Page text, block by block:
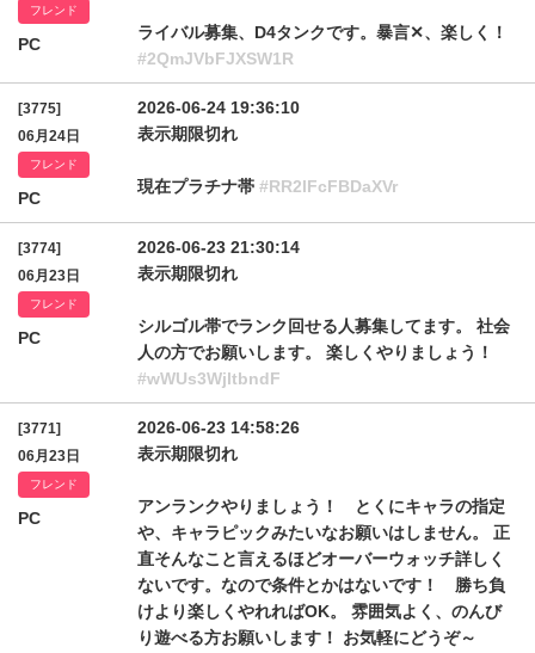
フレンド
PC
ライバル募集、D4タンクです。暴言✕、楽しく！
#2QmJVbFJXSW1R
[3775]
06月24日
フレンド
PC
2026-06-24 19:36:10
表示期限切れ
現在プラチナ帯 #RR2lFcFBDaXVr
[3774]
06月23日
フレンド
PC
2026-06-23 21:30:14
表示期限切れ
シルゴル帯でランク回せる人募集してます。 社会
人の方でお願いします。 楽しくやりましょう！
#wWUs3WjltbndF
[3771]
06月23日
フレンド
PC
2026-06-23 14:58:26
表示期限切れ
アンランクやりましょう！ とくにキャラの指定
や、キャラピックみたいなお願いはしません。 正
直そんなこと言えるほどオーバーウォッチ詳しく
ないです。なので条件とかはないです！ 勝ち負
けより楽しくやれればOK。 雰囲気よく、のんび
り遊べる方お願いします！ お気軽にどうぞ～